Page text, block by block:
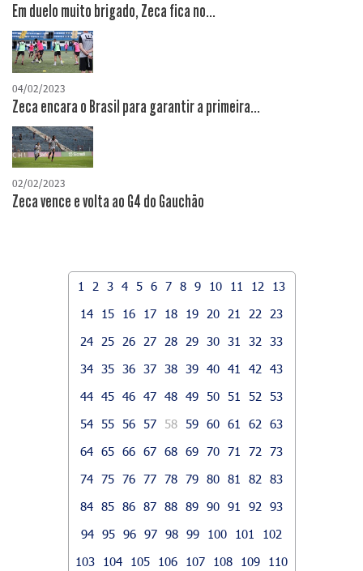
Em duelo muito brigado, Zeca fica no...
04/02/2023
Zeca encara o Brasil para garantir a primeira...
02/02/2023
Zeca vence e volta ao G4 do Gauchão
1 2 3 4 5 6 7 8 9 10 11 12
13
14
15 16 17 18 19 20 21 22
23
24
25 26 27 28 29 30 31 32
33
34 35 36 37 38 39 40 41 42
43
44 45 46 47 48 49 50 51 52
53
54 55 56 57 58 59 60 61 62
63
64 65 66 67 68 69 70 71 72
73
74 75 76 77 78 79 80 81 82
83
84 85 86 87 88 89 90 91 92
93
94 95 96 97 98 99 100 101
102
103
104 105 106 107 108 109
110